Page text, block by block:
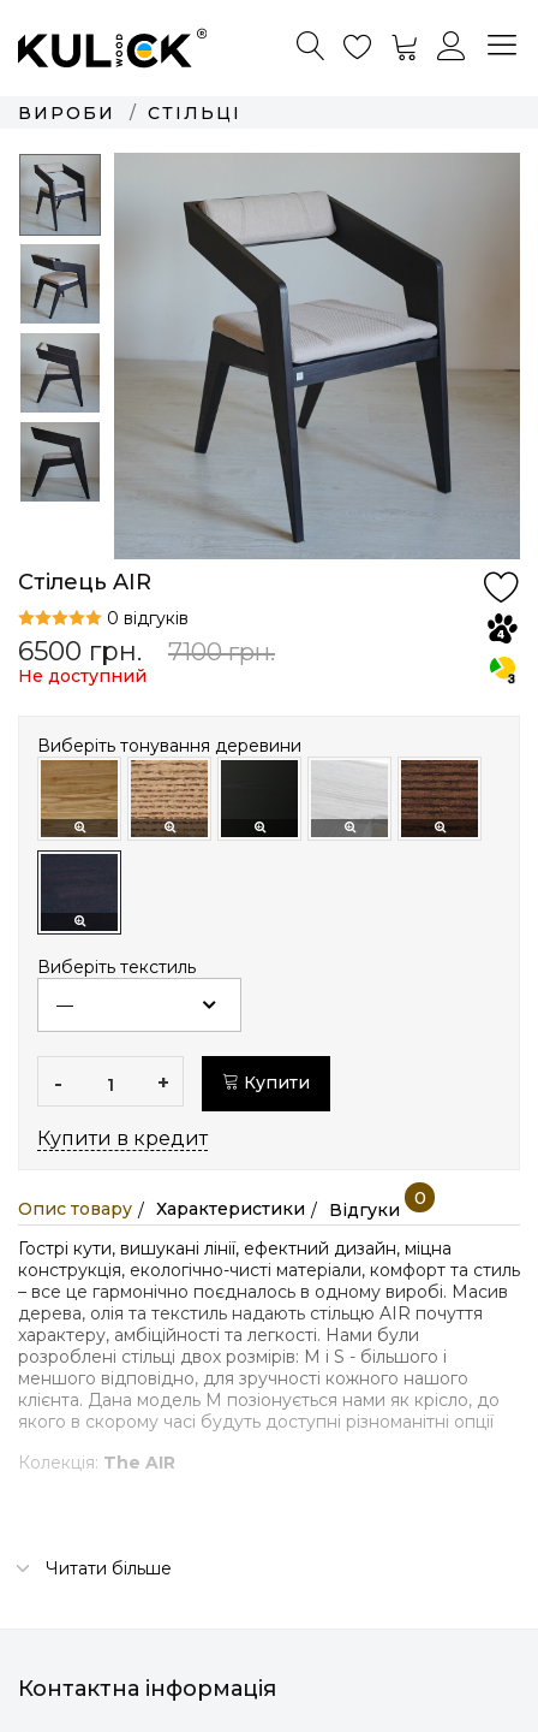
ВИРОБИ СТІЛЬЦІ
Стілець AIR
0 відгуків
6500 грн. 7100грн.
Не доступний
Виберіть тонування деревини
Виберіть текстиль
- + Купити
Купити в кредит
Опис товару Характеристики Відгуки
0
Гострі кути, вишукані лінії, ефектний дизайн, міцна
конструкція, екологічно-чисті матеріали, комфорт та стиль
– все це гармонічно поєдналось в одному виробі. Масив
дерева, олія та текстиль надають стільцю AIR почуття
характеру, амбіційності та легкості. Нами були
розроблені стільці двох розмірів: M і S - більшого і
меншого відповідно, для зручності кожного нашого
клієнта. Дана модель М позіонується нами як крісло, до
якого в скорому часі будуть доступні різноманітні опції
Колекція: The AIR
Читати більше
Контактна інформація